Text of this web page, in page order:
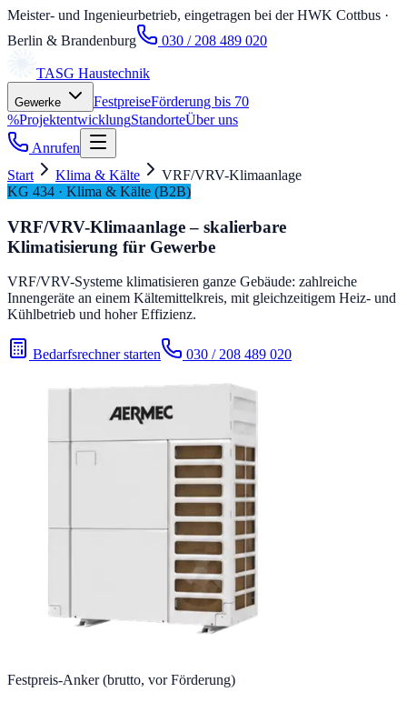
Meister- und Ingenieurbetrieb, eingetragen bei der HWK Cottbus ·
Berlin & Brandenburg
030 / 208 489 020
TASG Haustechnik
Gewerke FestpreiseFörderung bis 70
%ProjektentwicklungStandorteÜber uns
Anrufen
Start
Klima & Kälte
VRF/VRV-Klimaanlage
KG 434 · Klima & Kälte (B2B)
VRF/VRV-Klimaanlage – skalierbare
Klimatisierung für Gewerbe
VRF/VRV-Systeme klimatisieren ganze Gebäude: zahlreiche
Innengeräte an einem Kältemittelkreis, mit gleichzeitigem Heiz- und
Kühlbetrieb und hoher Effizienz.
Bedarfsrechner starten 030 / 208 489 020
Festpreis-Anker (brutto, vor Förderung)